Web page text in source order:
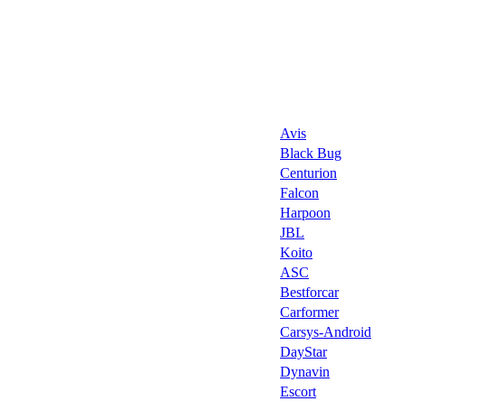
Avis
Black Bug
Centurion
Falcon
Harpoon
JBL
Koito
ASC
Bestforcar
Carformer
Carsys-Android
DayStar
Dynavin
Escort